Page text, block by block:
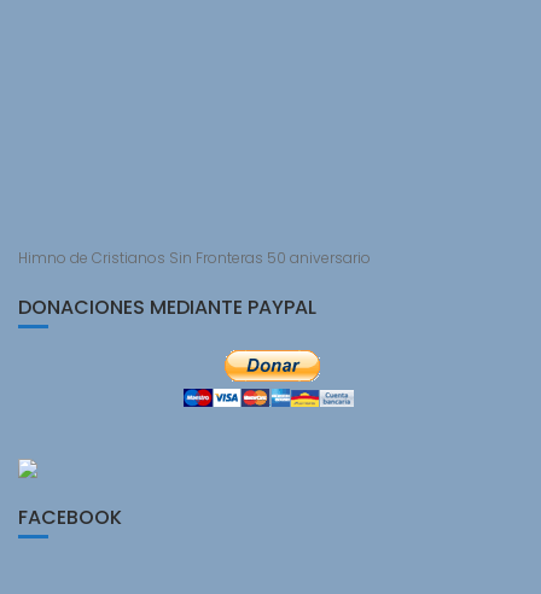
Himno de Cristianos Sin Fronteras 50 aniversario
DONACIONES MEDIANTE PAYPAL
FACEBOOK